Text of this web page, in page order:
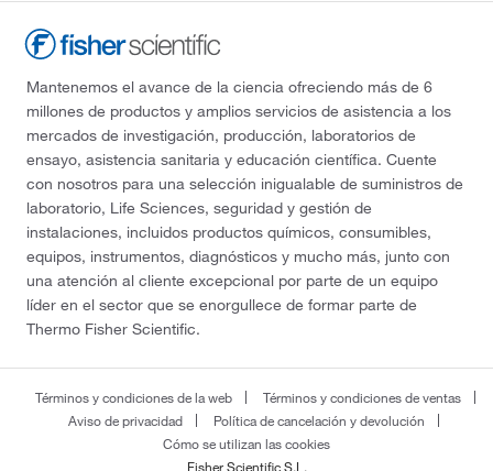
Mantenemos el avance de la ciencia ofreciendo más de 6
millones de productos y amplios servicios de asistencia a los
mercados de investigación, producción, laboratorios de
ensayo, asistencia sanitaria y educación científica. Cuente
con nosotros para una selección inigualable de suministros de
laboratorio, Life Sciences, seguridad y gestión de
instalaciones, incluidos productos químicos, consumibles,
equipos, instrumentos, diagnósticos y mucho más, junto con
una atención al cliente excepcional por parte de un equipo
líder en el sector que se enorgullece de formar parte de
Thermo Fisher Scientific.
Términos y condiciones de la web
Términos y condiciones de ventas
Aviso de privacidad
Política de cancelación y devolución
Cómo se utilizan las cookies
Fisher Scientific S.L.